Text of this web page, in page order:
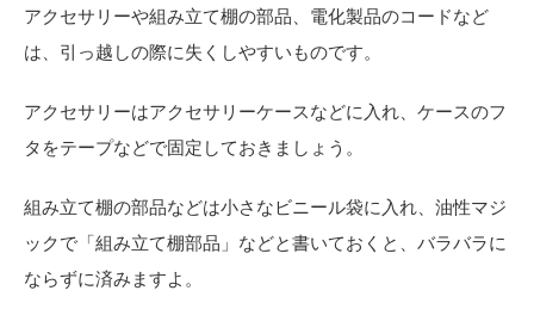
アクセサリーや組み立て棚の部品、電化製品のコードなど
は、引っ越しの際に失くしやすいものです。
アクセサリーはアクセサリーケースなどに入れ、ケースのフ
タをテープなどで固定しておきましょう。
組み立て棚の部品などは小さなビニール袋に入れ、油性マジ
ックで「組み立て棚部品」などと書いておくと、バラバラに
ならずに済みますよ。